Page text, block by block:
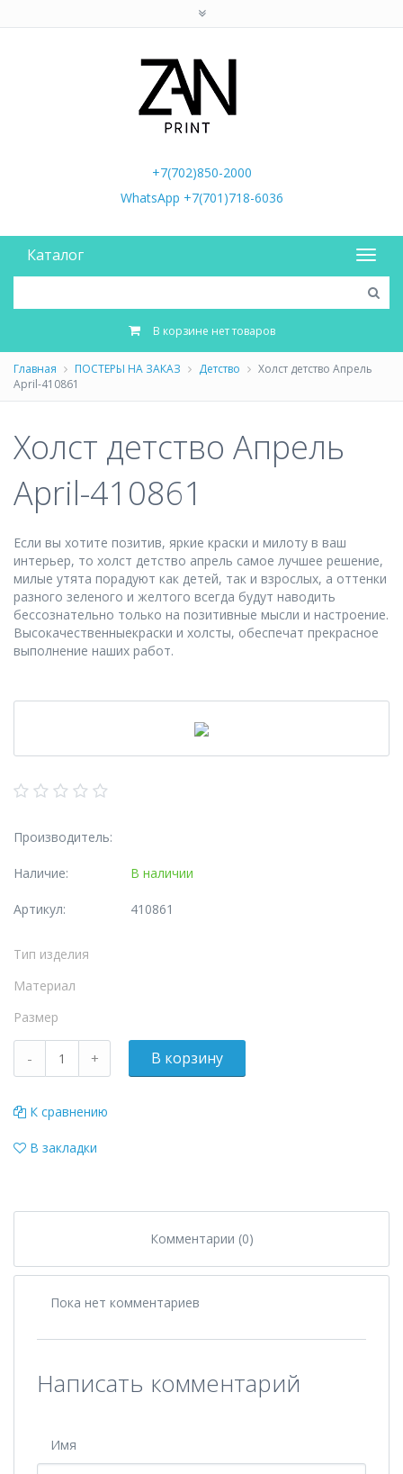
+7(702)850-2000
WhatsApp +7(701)718-6036
Каталог
В корзине нет товаров
Главная ПОСТЕРЫ НА ЗАКАЗ Детство
Холст детство Апрель
April-410861
Холст детство Апрель
April-410861
Если вы хотите позитив, яркие краски и милоту в ваш
интерьер, то холст детство апрель самое лучшее решение,
милые утята порадуют как детей, так и взрослых, а оттенки
разного зеленого и желтого всегда будут наводить
бессознательно только на позитивные мысли и настроение.
Высокачественныекраски и холсты, обеспечат прекрасное
выполнение наших работ.
Производитель:
Наличие: В наличии
Артикул: 410861
Тип изделия
Материал
Размер
К сравнению
В закладки
Комментарии (0)
Пока нет комментариев
Написать комментарий
Имя